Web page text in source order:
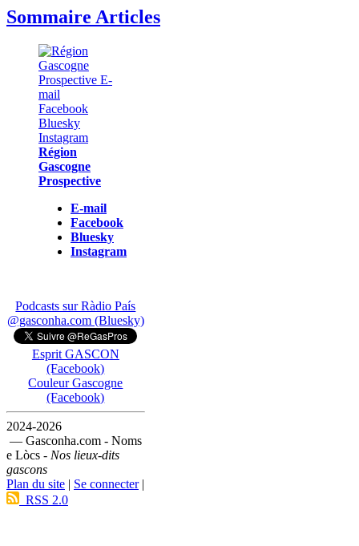
Sommaire Articles
Région
Gascogne
Prospective
E-mail
Facebook
Bluesky
Instagram
Podcasts sur Ràdio País
@gasconha.com (Bluesky)
Esprit GASCON
(Facebook)
Couleur Gascogne
(Facebook)
2024-2026
— Gasconha.com - Noms
e Lòcs - Nos lieux-dits
gascons
Plan du site | Se connecter|
RSS 2.0